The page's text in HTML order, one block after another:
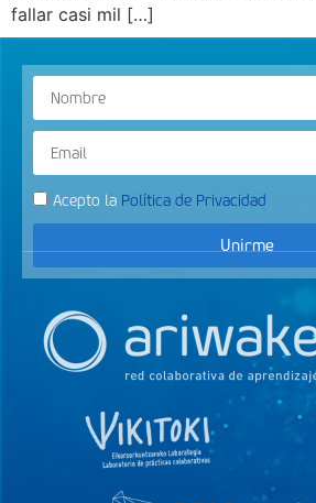
fallar casi mil […]
Acepto la Política de Privacidad
Unirme